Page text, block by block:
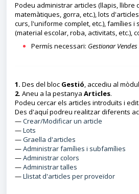
Podeu administrar articles (llapis, llibre
matemàtiques, gorra, etc.), lots
curs, l'uniforme complet, etc.), famílies
(material escolar, roba, activitats, etc.),
Permís necessari: Gestionar
1. Des del bloc Gestió, accediu al mòdul
2. Aneu a la pestanya Articles.
Podeu cercar els articles introduïts i
Des d'aquí podreu realitzar diferents
—Crear/Modificar un article
—Lots
—Graella d'articles
—Administrar famílies i subfamílies
—Administrar colors
—Administrar talles
—Llistat d'articles per proveïdor